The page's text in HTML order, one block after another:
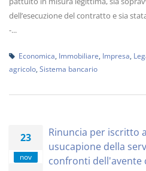
dell’esecuzione del contratto e sia
-...
Economica Immobiliare Impresa
agricolo Sistema bancario
23
nov
Rinuncia per iscritto
usucapione della
confronti dell'avente